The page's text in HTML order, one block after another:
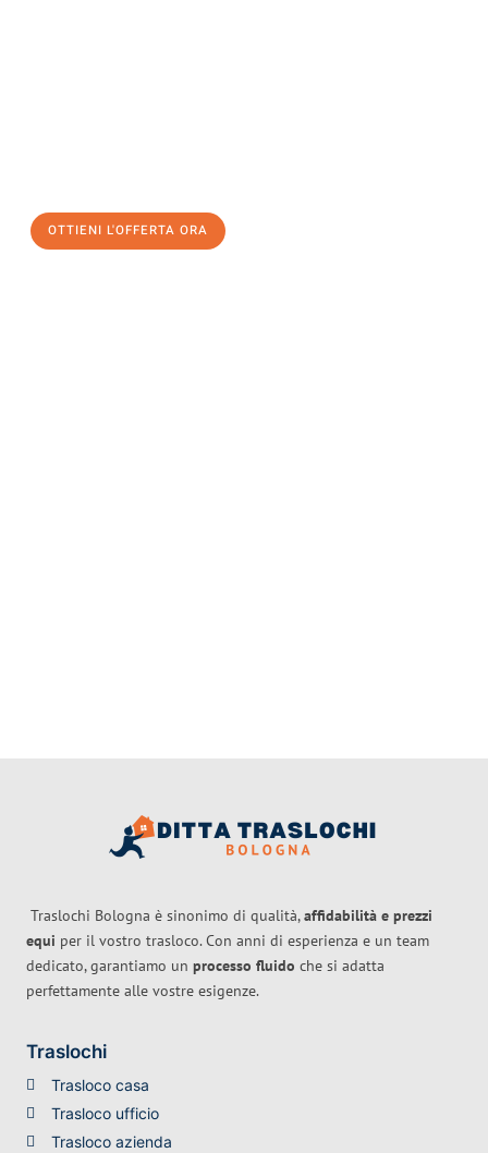
OTTIENI L'OFFERTA ORA
Traslochi Bologna è sinonimo di qualità,affidabilità e prezzi
equi per il vostro trasloco. Con anni di esperienza e un team
dedicato, garantiamo un processo fluido che si adatta
perfettamente alle vostre esigenze.
Traslochi
Trasloco casa
Trasloco ufficio
Trasloco azienda